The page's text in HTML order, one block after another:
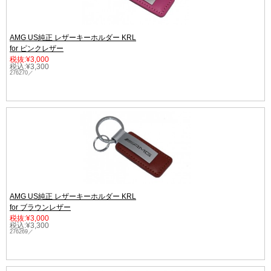
AMG US純正 レザーキーホルダー KRL
for ピンクレザー
税抜:¥3,000
税込:¥3,300
276270／
AMG US純正 レザーキーホルダー KRL
for ブラウンレザー
税抜:¥3,000
税込:¥3,300
276269／